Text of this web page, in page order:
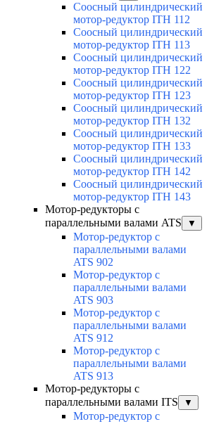
Соосный цилиндрический
мотор-редуктор ITH 112
Соосный цилиндрический
мотор-редуктор ITH 113
Соосный цилиндрический
мотор-редуктор ITH 122
Соосный цилиндрический
мотор-редуктор ITH 123
Соосный цилиндрический
мотор-редуктор ITH 132
Соосный цилиндрический
мотор-редуктор ITH 133
Соосный цилиндрический
мотор-редуктор ITH 142
Соосный цилиндрический
мотор-редуктор ITH 143
Мотор-редукторы с
параллельными валами ATS
▼
Мотор-редуктор с
параллельными валами
ATS 902
Мотор-редуктор с
параллельными валами
ATS 903
Мотор-редуктор с
параллельными валами
ATS 912
Мотор-редуктор с
параллельными валами
ATS 913
Мотор-редукторы с
параллельными валами ITS
▼
Мотор-редуктор с